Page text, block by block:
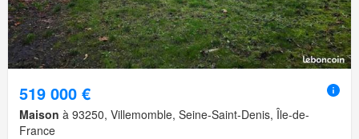
519 000 €
Maison à 93250, Villemomble, Seine-Saint-Denis, Île-de-
France